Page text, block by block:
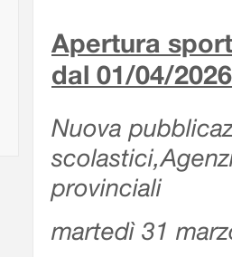
Apertura
dal 01/04/2026
Nuova
provinciali
martedì 31